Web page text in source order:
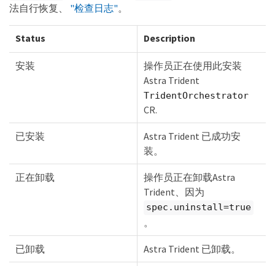
    Trident Image:        <your-
  Message:                Trident installed
  Namespace:              trident
  Version:                v23.07.1
Events:
Trident installed
法自行恢复、 "检查日志"。
Status Description
安装
操作员正在使用此安装
Astra Trident
TridentOrchestrator
CR.
已安装
Astra Trident 已成功安
装。
正在卸载
操作员正在卸载Astra
Trident、因为
spec.uninstall=true
。
已卸载 Astra Trident 已卸载。